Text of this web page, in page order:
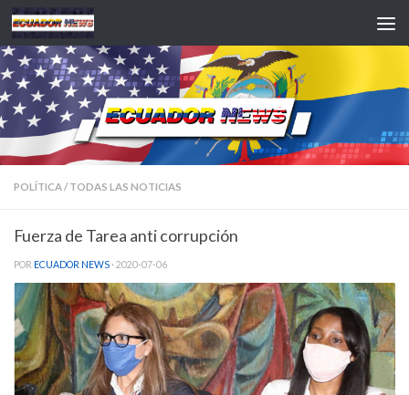
Saltar al contenido
POLÍTICA/ TODAS LAS NOTICIAS
Fuerza de Tarea anti corrupción
POR ECUADOR NEWS · 2020-07-06